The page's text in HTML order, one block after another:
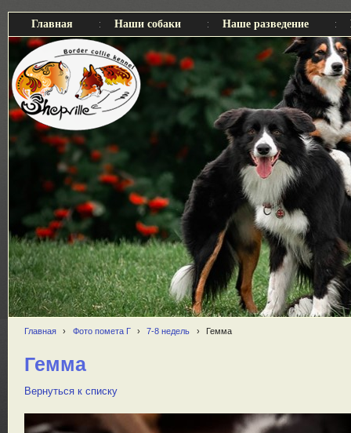
Главная Наши собаки Наше разведение
Главная › Фото помета Г › 7-8 недель › Гемма
Гемма
Вернуться к списку